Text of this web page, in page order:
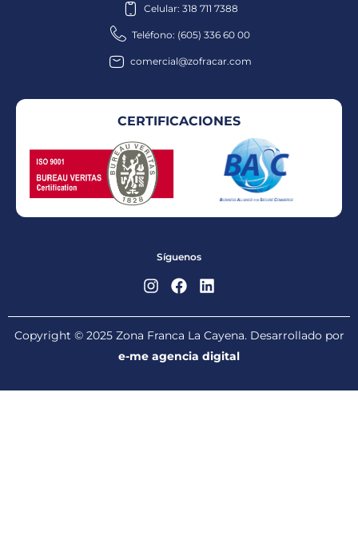
Celular: 318 711 7388
Teléfono: (605) 336 60 00
comercial@zofracar.com
CERTIFICACIONES
Síguenos
Copyright © 2025 Zona Franca La Cayena. Desarrollado por
e-me agencia digital